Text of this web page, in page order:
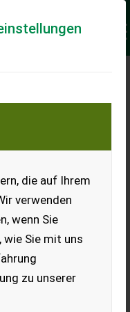
die auf Ihrem
verwenden
wenn Sie
wie Sie mit uns
zu unserer
–